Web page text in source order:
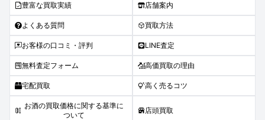
豊富な買取実績 店舗案内
よくある質問 買取方法
お客様の口コミ・評判 LINE査定
無料査定フォーム 高価買取の理由
宅配買取 高く売るコツ
お酒の買取価格に関する基準に
ついて
店頭買取